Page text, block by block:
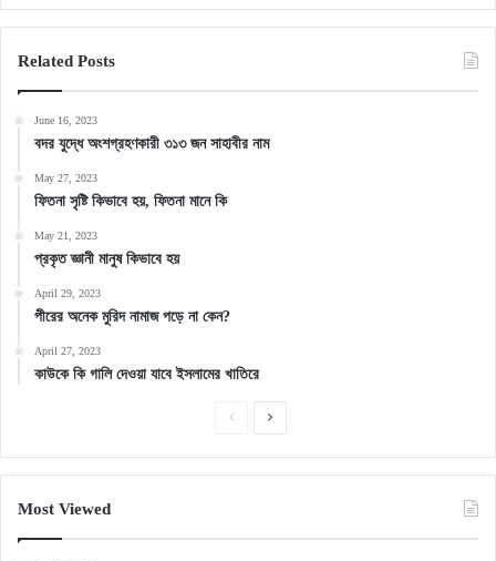
Related Posts
June 16, 2023
বদর যুদ্ধে অংশগ্রহণকারী ৩১৩ জন সাহাবীর নাম
May 27, 2023
ফিতনা সৃষ্টি কিভাবে হয়, ফিতনা মানে কি
May 21, 2023
প্রকৃত জ্ঞানী মানুষ কিভাবে হয়
April 29, 2023
পীরের অনেক মুরিদ নামাজ পড়ে না কেন?
April 27, 2023
কাউকে কি গালি দেওয়া যাবে ইসলামের খাতিরে
PreviousNext
Most Viewed